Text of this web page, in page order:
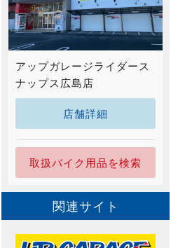
アップガレージライダース
ナップス広島店
店舗詳細
取扱バイク用品を検索
関連サイト